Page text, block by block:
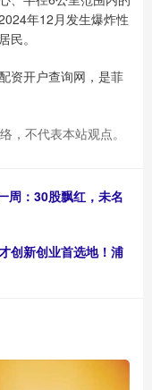
年12月发生爆炸性
。
开户查询网，是菲
，不代表本站观点。
周：30股飘红，未名
创新创业首选地！浦